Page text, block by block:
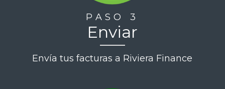
PASO 3
Enviar
Envía tus facturas a Riviera Finance